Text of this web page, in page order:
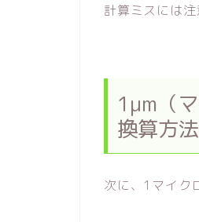
計算ミスには注
1μm（
換算方
次に、1マイク